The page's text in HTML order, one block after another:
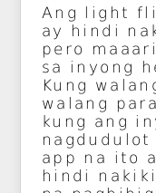
Ang light
ay hindi
pero
sa inyong
Kung
walang
kung ang
nagdudulot
app na ito
hindi